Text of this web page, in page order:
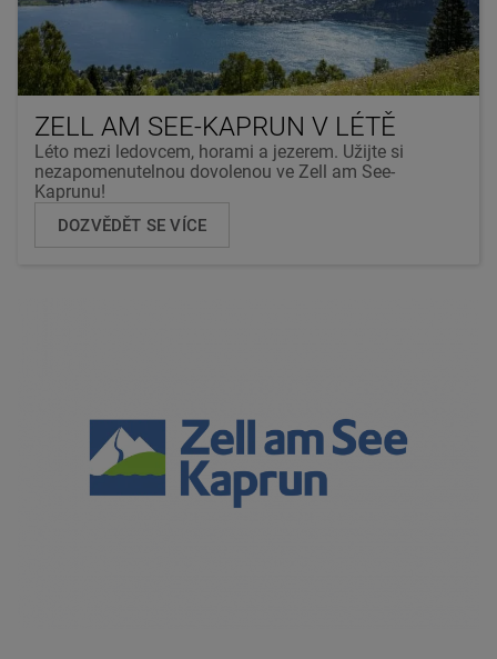
ZELL AM SEE-KAPRUN V LÉTĚ
Léto mezi ledovcem, horami a jezerem. Užijte si
nezapomenutelnou dovolenou ve Zell am See-
Kaprunu!
DOZVĚDĚT SE VÍCE